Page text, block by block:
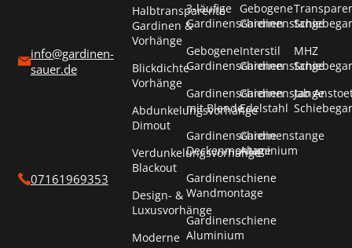
info@gardinen-
sauer.de
07161969353
Halbtransparente
Gardinen &
Vorhänge
Blickdichte
Vorhänge
Abdunkelungsvorhänge
Dimout
Verdunkelungsvorhänge
Blackout
Design- &
Luxusvorhänge
Moderne
3-läufige
Gardinenschienen
Gebogene
Gardinenschienen
Gardinenschienen
mit Blende
Gardinenschiene
Deckenmontage
Gardinenschiene
Wandmontage
Gardinenschiene
Aluminium
Gebogene
Gardinenstange
Interstil
Gardinenstange
Gardinenstange
Edelstahl
Gardinenstange
Aluminium
MHZ
Jab